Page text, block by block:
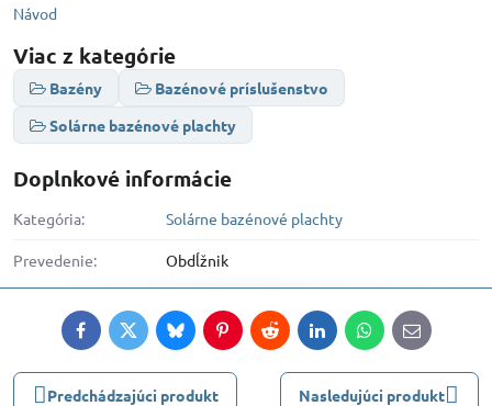
Návod
Viac z kategórie
Bazény
Bazénové príslušenstvo
Solárne bazénové plachty
Doplnkové informácie
Kategória: Solárne bazénové plachty
Prevedenie: Obdĺžnik
FacebookTwitterBlueskyPinterestRedditLinkedInWhatsApp
E-
mail
Predchádzajúci produkt Nasledujúci produkt